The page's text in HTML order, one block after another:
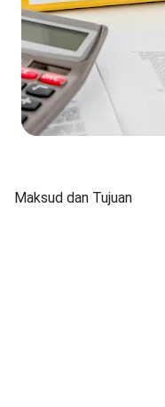
Maksud dan Tujuan